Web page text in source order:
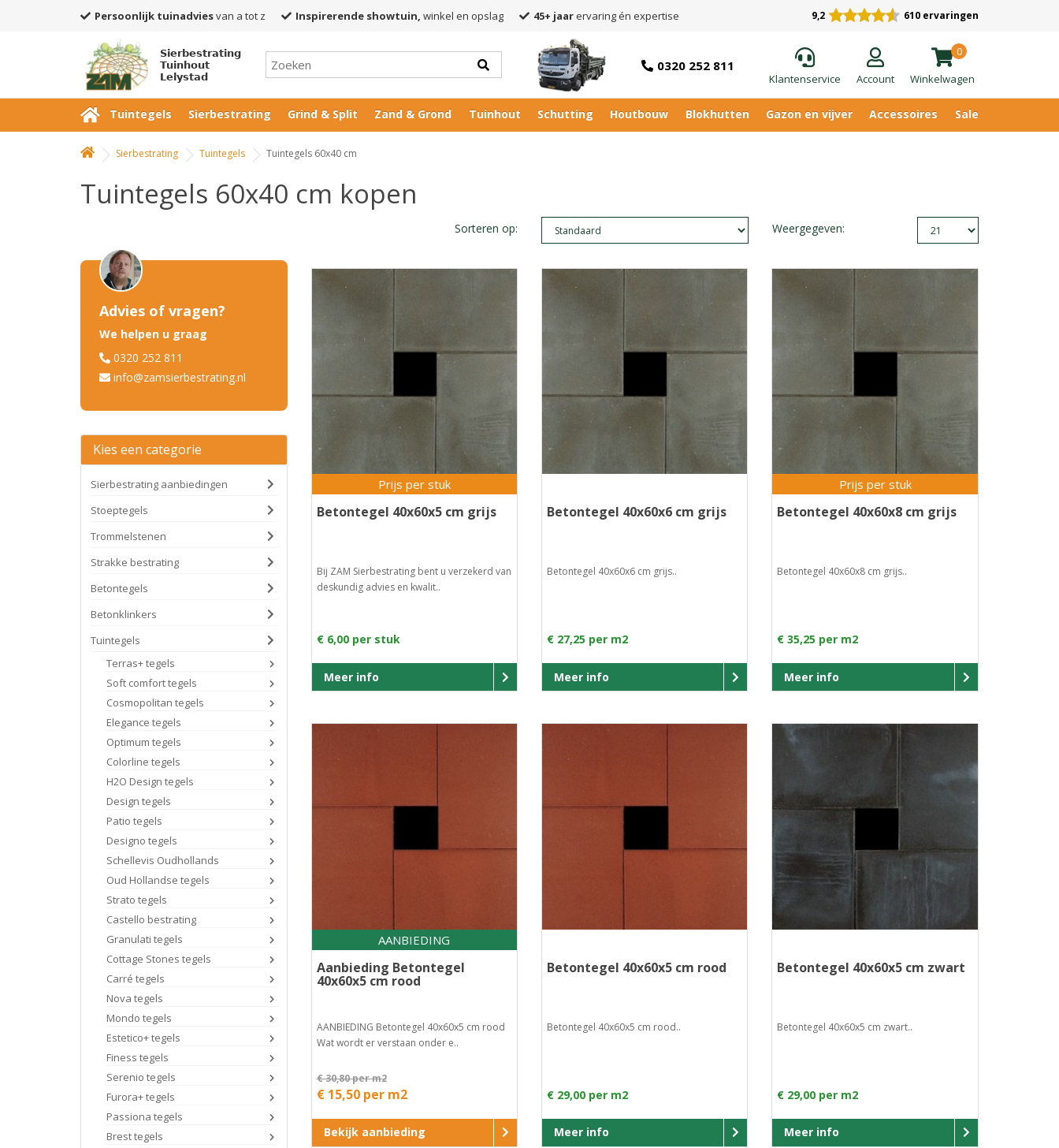
Persoonlijk tuinadviesvan a tot z Inspirerende showtuin, winkel en opslag 45+ jaar ervaring én expertise 9,2 610 ervaringen
Sierbestrating
Tuinhout
Lelystad
0320 252 811
Klantenservice Account
0
Winkelwagen
Tuintegels Sierbestrating Grind & Split Zand & Grond Tuinhout Schutting Houtbouw Blokhutten Gazon en vijver Accessoires Sale
Sierbestrating Tuintegels Tuintegels 60x40 cm
Tuintegels 60x40 cm kopen
Sorteren op: Weergegeven:
Advies of vragen?
We helpen u graag
0320 252 811
info@zamsierbestrating.nl
Kies een categorie
Sierbestrating aanbiedingen
Stoeptegels
Trommelstenen
Strakke bestrating
Betontegels
Betonklinkers
Tuintegels
Terras+ tegels
Soft comfort tegels
Cosmopolitan tegels
Elegance tegels
Optimum tegels
Colorline tegels
H2O Design tegels
Design tegels
Patio tegels
Designo tegels
Schellevis Oudhollands
Oud Hollandse tegels
Strato tegels
Castello bestrating
Granulati tegels
Cottage Stones tegels
Carré tegels
Nova tegels
Mondo tegels
Estetico+ tegels
Finess tegels
Serenio tegels
Furora+ tegels
Passiona tegels
Brest tegels
Prijs per stuk
Betontegel 40x60x5 cm grijs
Bij ZAM Sierbestrating bent u verzekerd van
deskundig advies en kwalit..
€ 6,00 per stuk
Meer info
Betontegel 40x60x6 cm grijs
Betontegel 40x60x6 cm grijs..
€ 27,25 per m2
Meer info
Prijs per stuk
Betontegel 40x60x8 cm grijs
Betontegel 40x60x8 cm grijs..
€ 35,25 per m2
Meer info
AANBIEDING
Aanbieding Betontegel
40x60x5 cm rood
AANBIEDING Betontegel 40x60x5 cm rood
Wat wordt er verstaan onder e..
€ 30,80 per m2
€ 15,50 per m2
Bekijk aanbieding
Betontegel 40x60x5 cm rood
Betontegel 40x60x5 cm rood..
€ 29,00 per m2
Meer info
Betontegel 40x60x5 cm zwart
Betontegel 40x60x5 cm zwart..
€ 29,00 per m2
Meer info